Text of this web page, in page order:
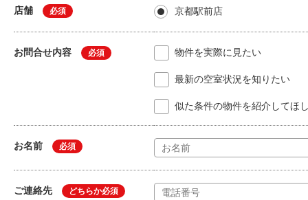
店舗 必須 京都駅前店
お問合せ内容 必須 物件を実際に見たい
最新の空室状況を知りたい
似た条件の物件を紹介してほ
お名前 必須
ご連絡先 どちらか必須